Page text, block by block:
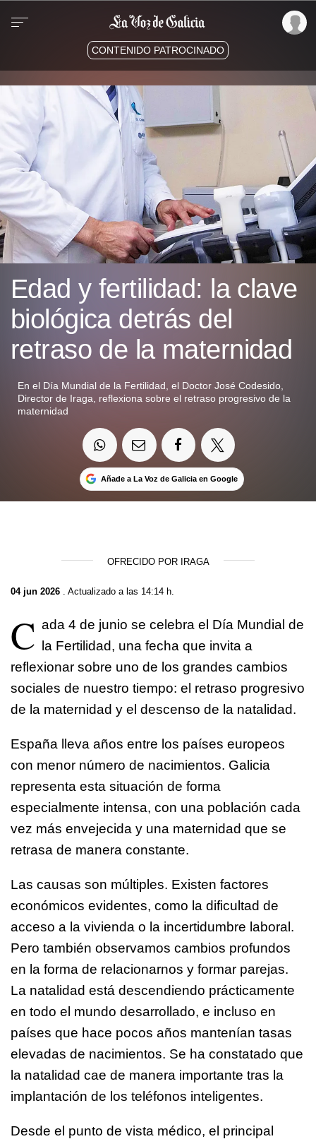
CONTENIDO PATROCINADO
Edad y fertilidad: la clave
biológica detrás del
retraso de la maternidad
En el Día Mundial de la Fertilidad, el Doctor José Codesido,
Director de Iraga, reflexiona sobre el retraso progresivo de la
maternidad
Añade a La Voz de Galicia en Google
OFRECIDO POR IRAGA
04 jun 2026 . Actualizado a las 14:14 h.
C ada 4 de junio se celebra el Día Mundial de
la Fertilidad, una fecha que invita a
reflexionar sobre uno de los grandes cambios
sociales de nuestro tiempo: el retraso progresivo
de la maternidad y el descenso de la natalidad.
España lleva años entre los países europeos
con menor número de nacimientos. Galicia
representa esta situación de forma
especialmente intensa, con una población cada
vez más envejecida y una maternidad que se
retrasa de manera constante.
Las causas son múltiples. Existen factores
económicos evidentes, como la dificultad de
acceso a la vivienda o la incertidumbre laboral.
Pero también observamos cambios profundos
en la forma de relacionarnos y formar parejas.
La natalidad está descendiendo prácticamente
en todo el mundo desarrollado, e incluso en
países que hace pocos años mantenían tasas
elevadas de nacimientos. Se ha constatado que
la natalidad cae de manera importante tras la
implantación de los teléfonos inteligentes.
Desde el punto de vista médico, el principal